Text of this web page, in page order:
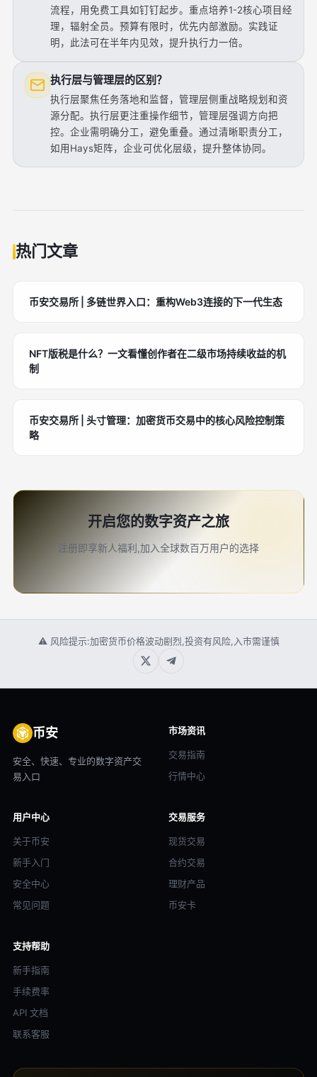
流程，用免费工具如钉钉起步。重点培养1-2核心项目经
理，辐射全员。预算有限时，优先内部激励。实践证
明，此法可在半年内见效，提升执行力一倍。
执行层与管理层的区别？
执行层聚焦任务落地和监督，管理层侧重战略规划和资
源分配。执行层更注重操作细节，管理层强调方向把
控。企业需明确分工，避免重叠。通过清晰职责分工，
如用Hays矩阵，企业可优化层级，提升整体协同。
热门文章
币安交易所 | 多链世界入口：重构Web3连接的下一代生态
NFT版税是什么？一文看懂创作者在二级市场持续收益的机
制
币安交易所 | 头寸管理：加密货币交易中的核心风险控制策
略
开启您的数字资产之旅
注册即享新人福利,加入全球数百万用户的选择
⚠ 风险提示:加密货币价格波动剧烈,投资有风险,入市需谨慎
币安
安全、快速、专业的数字资产交
易入口
市场资讯
交易指南
行情中心
用户中心
关于币安
新手入门
安全中心
常见问题
交易服务
现货交易
合约交易
理财产品
币安卡
支持帮助
新手指南
手续费率
API 文档
联系客服